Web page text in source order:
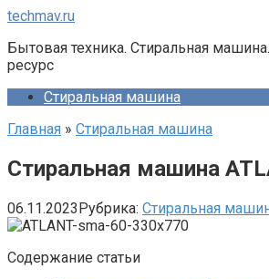
Перейти
контенту
techmav.ru
Бытовая техника. Стиральная
ресурс
Стиральная машина
Главная » Стиральная машина
Стиральная машина
06.11.2023Рубрика: Стиральная
Содержание статьи